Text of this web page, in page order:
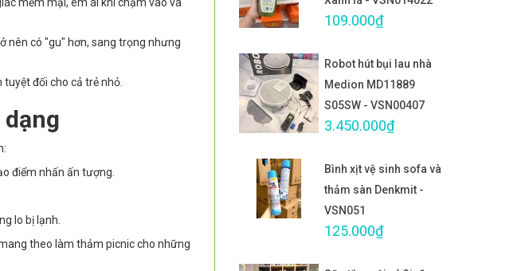
nên có "gu" hơn, sang trọng nhưng
đối cho cả trẻ nhỏ.
điểm nhấn ấn tượng.
lo bị lạnh.
theo làm thảm picnic cho những
109.000₫
Robot hút bụi lau nhà
Medion MD11889
S05SW - VSN00407
3.450.000₫
Bình xịt vệ sinh sofa và
thảm sàn Denkmit -
VSN051
125.000₫